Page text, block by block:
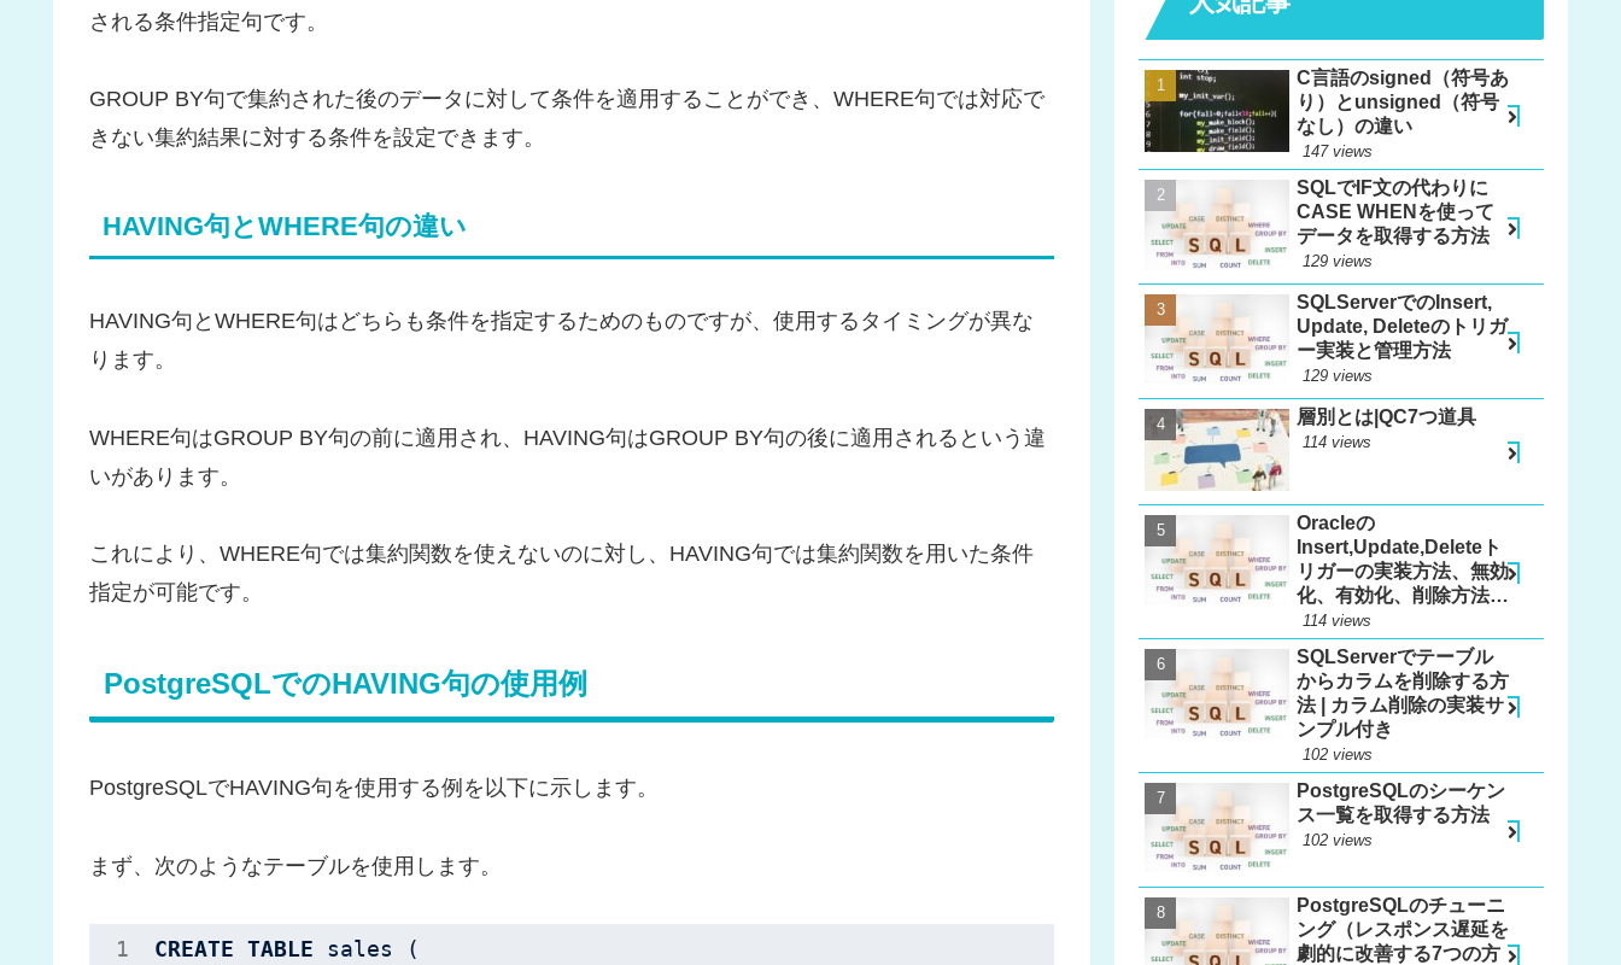
される条件指定句です。
GROUP BY句で集約された後のデータに対して条件を適用することができ、WHERE句では対応で
きない集約結果に対する条件を設定できます。
HAVING句とWHERE句の違い
HAVING句とWHERE句はどちらも条件を指定するためのものですが、使用するタイミングが異な
ります。
WHERE句はGROUP BY句の前に適用され、HAVING句はGROUP BY句の後に適用されるという違
いがあります。
これにより、WHERE句では集約関数を使えないのに対し、HAVING句では集約関数を用いた条件
指定が可能です。
PostgreSQLでのHAVING句の使用例
PostgreSQLでHAVING句を使用する例を以下に示します。
まず、次のようなテーブルを使用します。
CREATE TABLE sales (
C言語のsigned（符号あ
り）とunsigned（符号
なし）の違い
147 views
SQLでIF文の代わりに
CASE WHENを使って
データを取得する方法
129 views
SQLServerでのInsert,
Update, Deleteのトリガ
ー実装と管理方法
129 views
層別とは|QC7つ道具
114 views
Oracleの
Insert,Update,Deleteト
リガーの実装方法、無効
化、有効化、削除方法、
更新方法
114 views
SQLServerでテーブル
からカラムを削除する方
法 | カラム削除の実装サ
ンプル付き
102 views
PostgreSQLのシーケン
ス一覧を取得する方法
102 views
PostgreSQLのチューニ
ング（レスポンス遅延を
劇的に改善する7つの方